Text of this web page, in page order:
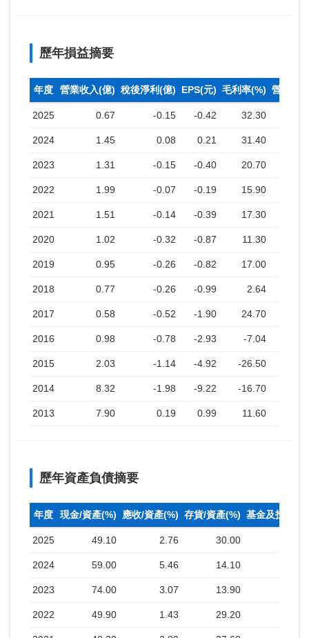
歷年損益摘要
年度 營業收入(億) 稅後淨利(億) EPS(元) 毛利率(%) 營業利
2025 0.67 -0.15 -0.42 32.30
2024 1.45 0.08 0.21 31.40
2023 1.31 -0.15 -0.40 20.70
2022 1.99 -0.07 -0.19 15.90
2021 1.51 -0.14 -0.39 17.30
2020 1.02 -0.32 -0.87 11.30
2019 0.95 -0.26 -0.82 17.00
2018 0.77 -0.26 -0.99 2.64
2017 0.58 -0.52 -1.90 24.70
2016 0.98 -0.78 -2.93 -7.04
2015 2.03 -1.14 -4.92 -26.50
2014 8.32 -1.98 -9.22 -16.70
2013 7.90 0.19 0.99 11.60
歷年資產負債摘要
年度 現金/資產(%) 應收/資產(%) 存貨/資產(%) 基金及投資(%)
2025 49.10 2.76 30.00
2024 59.00 5.46 14.10
2023 74.00 3.07 13.90
2022 49.90 1.43 29.20